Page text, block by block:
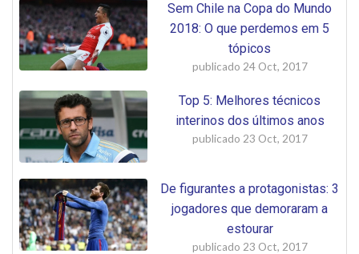
Sem Chile na Copa do Mundo
2018: O que perdemos em 5
tópicos
publicado 24 Oct, 2017
Top 5: Melhores técnicos
interinos dos últimos anos
publicado 23 Oct, 2017
De figurantes a protagonistas: 3
jogadores que demoraram a
estourar
publicado 23 Oct, 2017